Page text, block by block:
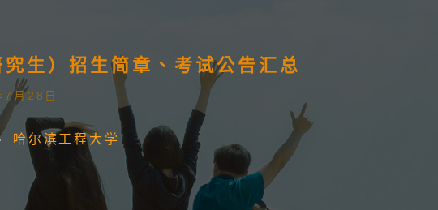
生）招生简章、考试公告汇总
月28日
哈尔滨工程大学